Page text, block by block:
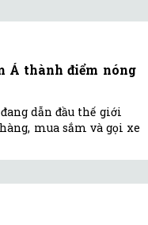
Á thành điểm nóng
dẫn đầu thế giới
mua sắm và gọi xe